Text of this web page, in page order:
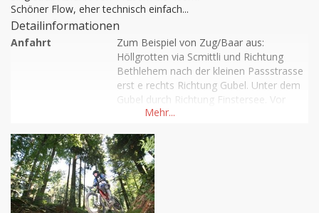
Schöner Flow, eher technisch einfach...
Detailinformationen
Anfahrt
Zum Beispiel von Zug/Baar aus:
Höllgrotten via Scmittli und Richtung
Bethlehem nach der kleinen Passstrasse
erst e rechts Richtung Gubel. Unter dem
Gubel durch Richtung Finstersee. Vor
Finstersee bei Vordermangeli rechts
Kreuzung am Kulmiationspunkt rechts
steil hinauf ca. 1:45 bergauf. Danach im
Wald runter Richtung Gubel recht
einfacher aber sehr schöner Singletrail
mit ausgewaschenen Felsen ein par